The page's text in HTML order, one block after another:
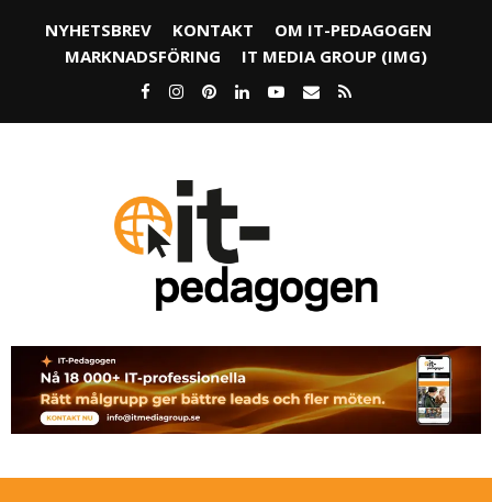
NYHETSBREV KONTAKT
OM IT-PEDAGOGEN
MARKNADSFÖRING
IT MEDIA GROUP (IMG)